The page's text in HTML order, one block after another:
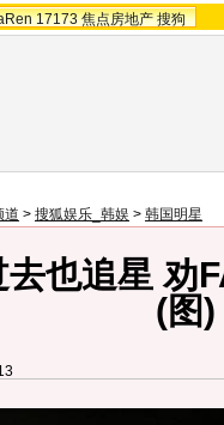
17173 焦点房地产 搜狗
道 > 搜狐娱乐_韩娱 > 韩国明星
也追星 劝
(图)